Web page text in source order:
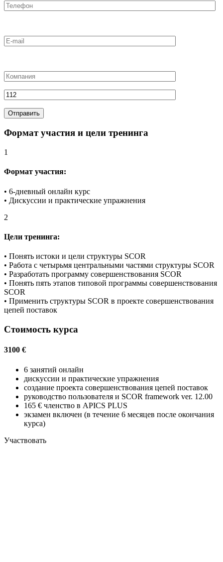
Формат участия и цели тренинга
1
Формат участия:
• 6-дневный онлайн курс
• Дискуссии и практические упражнения
2
Цели тренинга:
• Понять истоки и цели структуры SCOR
• Работа с четырьмя центральными частями структуры SCOR
• Разработать программу совершенствования SCOR
• Понять пять этапов типовой программы совершенствования
SCOR
• Применить структуры SCOR в проекте совершенствования
цепей поставок
Стоимость курса
3100 €
6 занятий онлайн
дискуссии и практические упражнения
создание проекта совершенствования цепей поставок
руководство пользователя и SCOR framework ver. 12.00
165 € членство в APICS PLUS
экзамен включен (в течение 6 месяцев после окончания
курса)
Участвовать